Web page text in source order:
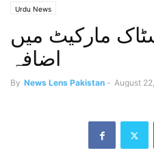
Urdu News
مارکیٹ میں
اضافہ
By News Lens Pakistan - August